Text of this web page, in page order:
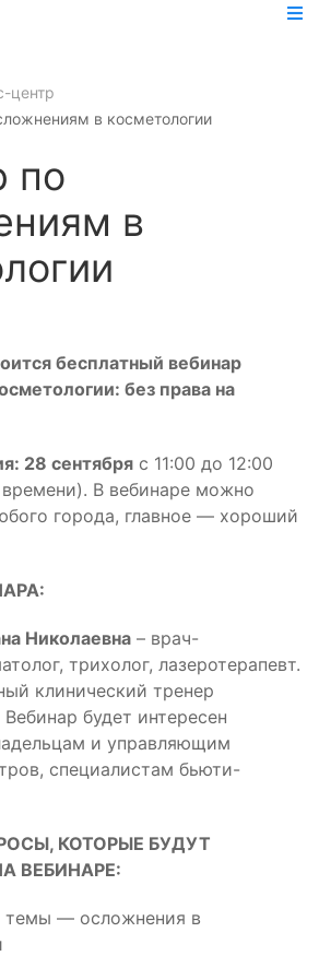
центр
в косметологии
по
в
бесплатный вебинар
без права на
28 сентября с 11:00 до 12:00
В вебинаре можно
города, главное — хороший
Николаевна – врач-
трихолог, лазеротерапевт.
клинический тренер
будет интересен
и управляющим
специалистам бьюти-
КОТОРЫЕ БУДУТ
ВЕБИНАРЕ:
темы — осложнения в